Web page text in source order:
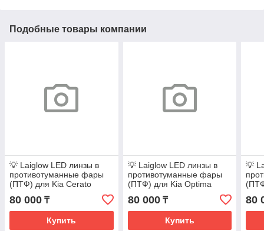
Подобные товары компании
💡 Laiglow LED линзы в
противотуманные фары
(ПТФ) для Kia Cerato
80 000 ₸
Купить
💡 Laiglow LED линзы в
противотуманные фары
(ПТФ) для Kia Optima
80 000₸
Купить
💡
80